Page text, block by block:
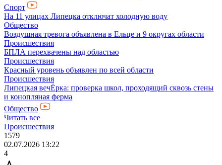
Спорт
На 11 улицах Липецка отключат холодную воду
Общество
Воздушная тревога объявлена в Ельце и 9 округах области
Происшествия
БПЛА перехвачены над областью
Происшествия
Красный уровень объявлен по всей области
Происшествия
Липецкая вечЁрка: проверка школ, проходящий сквозь стены
и конопляная ферма
Общество
Читать все
Происшествия
1579
02.07.2026 13:22
4